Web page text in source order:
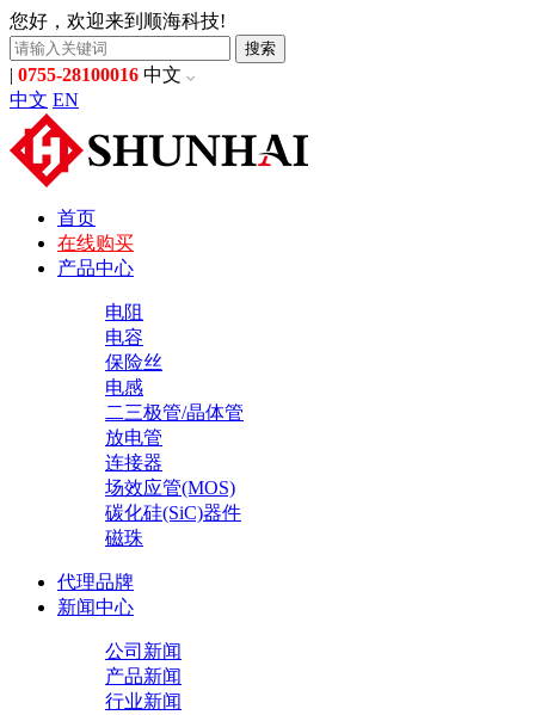
您好，欢迎来到顺海科技!
搜索
| 0755-28100016 中文
中文 EN
首页
在线购买
产品中心
电阻
电容
保险丝
电感
二三极管/晶体管
放电管
连接器
场效应管(MOS)
碳化硅(SiC)器件
磁珠
代理品牌
新闻中心
公司新闻
产品新闻
行业新闻